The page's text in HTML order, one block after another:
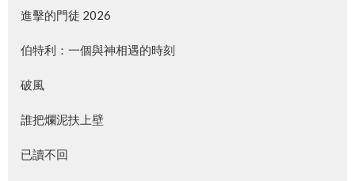
進擊的門徒 2026
伯特利：一個與神相遇的時刻
破風
誰把爛泥扶上壁
已讀不回